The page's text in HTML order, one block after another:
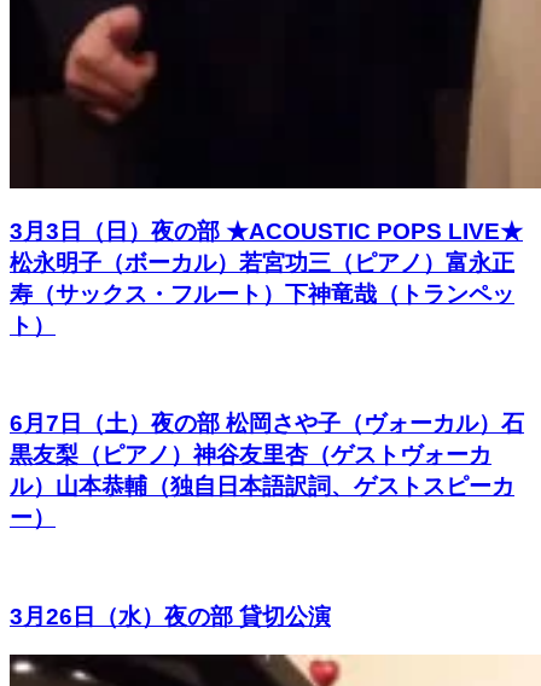
3月3日（日）夜の部 ★ACOUSTIC POPS LIVE★
松永明子（ボーカル）若宮功三（ピアノ）富永正
寿（サックス・フルート）下神竜哉（トランペッ
ト）
6月7日（土）夜の部 松岡さや子（ヴォーカル）石
黒友梨（ピアノ）神谷友里杏（ゲストヴォーカ
ル）山本恭輔（独自日本語訳詞、ゲストスピーカ
ー）
3月26日（水）夜の部 貸切公演